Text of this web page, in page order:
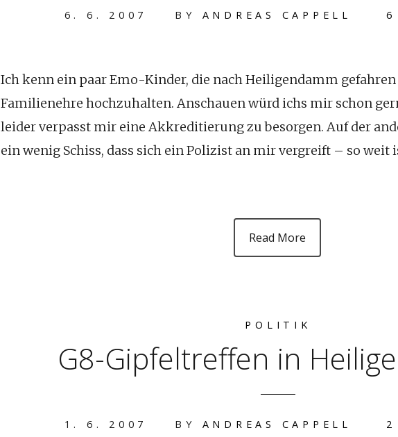
6. 6. 2007 BY ANDREAS CAPPELL 6
Ich kenn ein paar Emo-Kinder, die nach Heiligendamm
Familienehre hochzuhalten. Anschauen würd ichs mir schon
leider verpasst mir eine Akkreditierung zu besorgen. Auf der
ein wenig Schiss, dass sich ein Polizist an mir vergreift – so weit
Read More
POLITIK
G8-Gipfeltreffen in
1. 6. 2007 BY ANDREAS CAPPELL 2